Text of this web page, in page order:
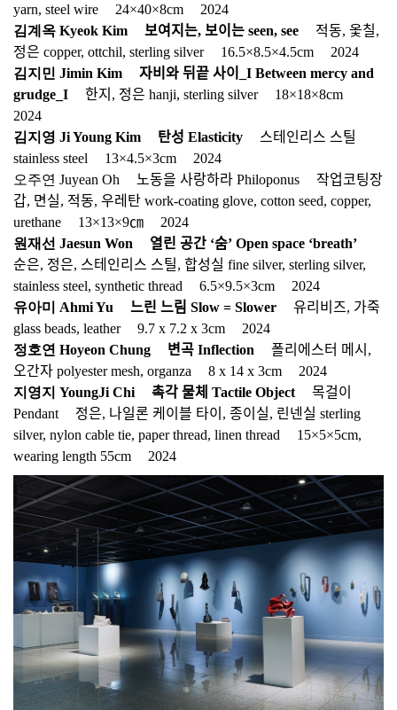
yarn, steel wireﾠ 24×40×8cmﾠ 2024
김계옥 Kyeok Kimﾠ 보여지는, 보이는 seen, see ﾠ 적동, 옻칠,
정은 copper, ottchil, sterling silverﾠ 16.5×8.5×4.5cmﾠ 2024
김지민 Jimin Kimﾠ 자비와 뒤끝 사이_I Between mercy and
grudge_I ﾠ 한지, 정은 hanji, sterling silverﾠ 18×18×8cmﾠ
2024
김지영 Ji Young Kimﾠ 탄성 Elasticity ﾠ 스테인리스 스틸
stainless steelﾠ 13×4.5×3cmﾠ 2024
오주연 Juyean Ohﾠ 노동을 사랑하라 Philoponusﾠ 작업코팅장
갑, 면실, 적동, 우레탄 work-coating glove, cotton seed, copper,
urethaneﾠ 13×13×9㎝ﾠ 2024
원재선 Jaesun Wonﾠ 열린 공간 ‘숨’ Open space ‘breath’
순은, 정은, 스테인리스 스틸, 합성실 fine silver, sterling silver,
stainless steel, synthetic threadﾠ 6.5×9.5×3cmﾠ 2024
유아미 Ahmi Yuﾠ 느린 느림 Slow = Slower ﾠ 유리비즈, 가죽
glass beads, leatherﾠ 9.7 x 7.2 x 3cmﾠ 2024
정호연 Hoyeon Chungﾠ 변곡 Inflection ﾠ 폴리에스터 메시,
오간자 polyester mesh, organzaﾠ 8 x 14 x 3cmﾠ 2024
지영지 YoungJi Chiﾠ 촉각 물체 Tactile Object ﾠ 목걸이
Pendantﾠ 정은, 나일론 케이블 타이, 종이실, 린넨실 sterling
silver, nylon cable tie, paper thread, linen threadﾠ 15×5×5cm,
wearing length 55cmﾠ 2024